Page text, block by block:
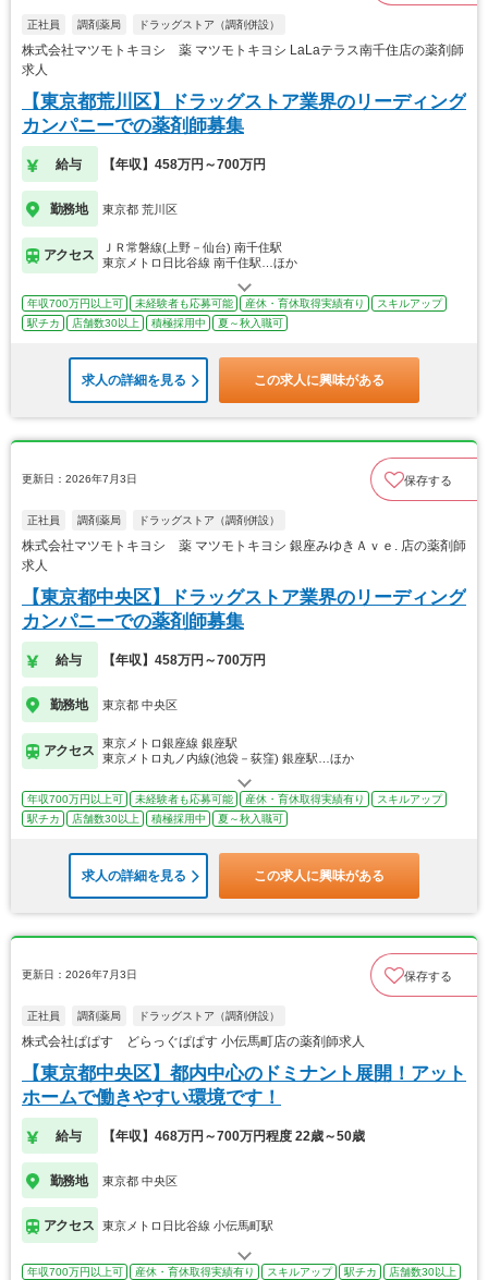
正社員 調剤薬局 ドラッグストア（調剤併設）
株式会社マツモトキヨシ 薬 マツモトキヨシ LaLaテラス南千住店の薬剤師
求人
【東京都荒川区】ドラッグストア業界のリーディング
カンパニーでの薬剤師募集
給与 【年収】458万円～700万円
勤務地 東京都 荒川区
アクセス
ＪＲ常磐線(上野－仙台) 南千住駅
東京メトロ日比谷線 南千住駅…ほか
年収700万円以上可 未経験者も応募可能 産休・育休取得実績有り
スキルアップ
駅チカ
店舗数30以上 積極採用中 夏～秋入職可
求人の詳細を見る この求人に興味がある
更新日：2026年7月3日 保存する
正社員 調剤薬局 ドラッグストア（調剤併設）
株式会社マツモトキヨシ 薬 マツモトキヨシ 銀座みゆきＡｖｅ. 店の薬剤師
求人
【東京都中央区】ドラッグストア業界のリーディング
カンパニーでの薬剤師募集
給与 【年収】458万円～700万円
勤務地 東京都 中央区
アクセス
東京メトロ銀座線 銀座駅
東京メトロ丸ノ内線(池袋－荻窪) 銀座駅…ほか
年収700万円以上可 未経験者も応募可能 産休・育休取得実績有り
スキルアップ
駅チカ
店舗数30以上 積極採用中 夏～秋入職可
求人の詳細を見る この求人に興味がある
更新日：2026年7月3日 保存する
正社員 調剤薬局 ドラッグストア（調剤併設）
株式会社ぱぱす どらっぐぱぱす 小伝馬町店の薬剤師求人
【東京都中央区】都内中心のドミナント展開！アット
ホームで働きやすい環境です！
給与 【年収】468万円～700万円程度 22歳～50歳
勤務地 東京都 中央区
アクセス 東京メトロ日比谷線 小伝馬町駅
年収700万円以上可 産休・育休取得実績有り スキルアップ 駅チカ
店舗数30以上